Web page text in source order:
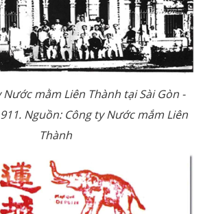
Nước mằm Liên Thành tại Sài Gòn -
Nguồn: Công ty Nước mắm Liên
Thành